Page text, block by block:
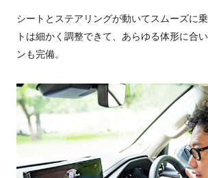
シートとステアリングが動いてスムーズに
トは細かく調整できて、あらゆる体形に合
ンも完備。